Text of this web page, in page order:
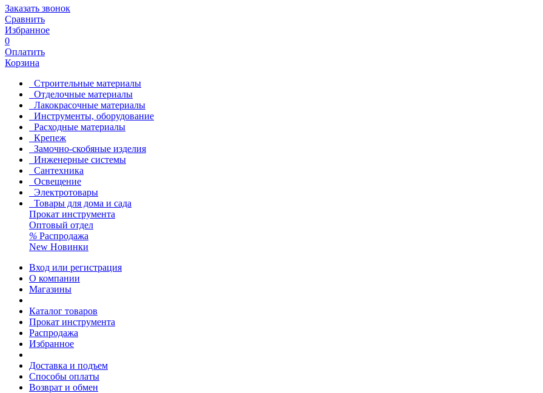
Заказать звонок
Сравнить
Избранное
0
Оплатить
Корзина
Строительные материалы
Отделочные материалы
Лакокрасочные материалы
Инструменты, оборудование
Расходные материалы
Крепеж
Замочно-скобяные изделия
Инженерные системы
Сантехника
Освещение
Электротовары
Товары для дома и сада
Прокат инструмента
Оптовый отдел
% Распродажа
New Новинки
Вход или регистрация
О компании
Магазины
Каталог товаров
Прокат инструмента
Распродажа
Избранное
Доставка и подъем
Способы оплаты
Возврат и обмен